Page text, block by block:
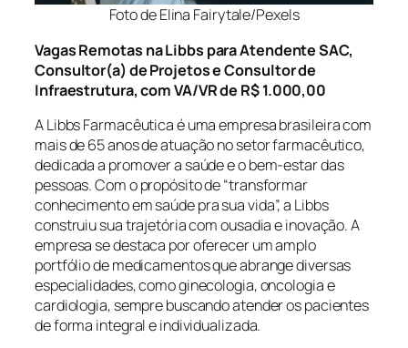
Foto de Elina Fairytale/Pexels
Vagas Remotas na Libbs para Atendente SAC,
Consultor(a) de Projetos eConsultor de
Infraestrutura, com VA/VR de R$ 1.000,00
A Libbs Farmacêutica é uma empresa brasileira com
mais de 65 anos de atuação no setor farmacêutico,
dedicada a promover a saúde e o bem-estar das
pessoas. Com o propósito de “transformar
conhecimento em saúde pra sua vida”, a Libbs
construiu sua trajetória com ousadia e inovação. A
empresa se destaca por oferecer um amplo
portfólio de medicamentos que abrange diversas
especialidades, como ginecologia, oncologia e
cardiologia, sempre buscando atender os pacientes
de forma integral e individualizada.